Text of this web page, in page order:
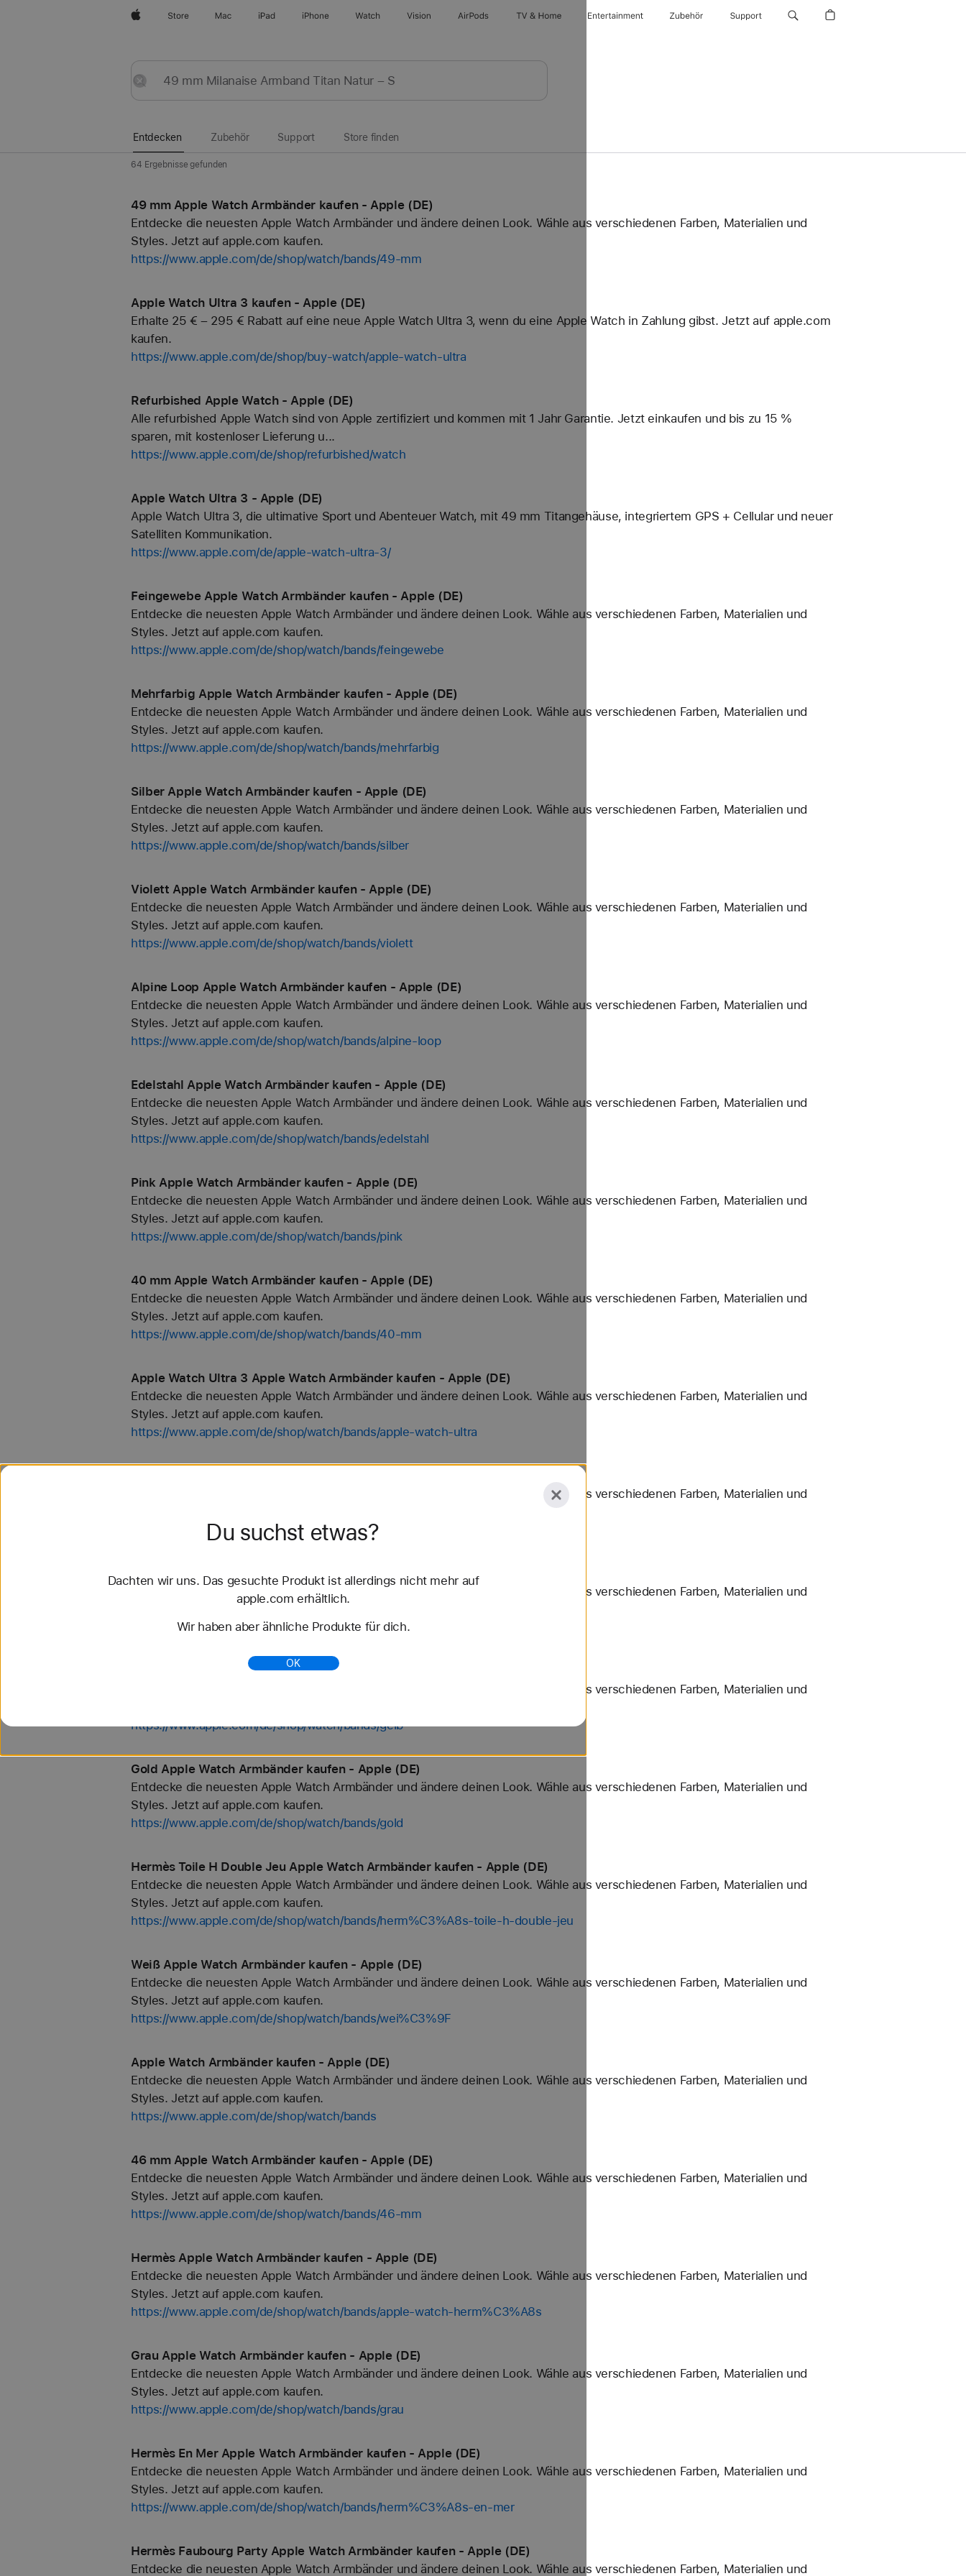
AppleStore Mac iPad iPhone Watch Vision AirPods TV & Home Entertainment Zubehör Support
Senden
Zurücksetzen
Entdecken Zubehör Support Store finden
64 Ergebnisse gefunden
49 mm Apple Watch Armbänder kaufen - Apple (DE)
Entdecke die neuesten Apple Watch Armbänder und ändere deinen Look. Wähle aus verschiedenen Farben, Materialien und
Styles. Jetzt auf apple.com kaufen.
https://www.apple.com/de/shop/watch/bands/49-mm
Apple Watch Ultra 3 kaufen - Apple (DE)
Erhalte 25 € – 295 € Rabatt auf eine neue Apple Watch Ultra 3, wenn du eine Apple Watch in Zahlung gibst. Jetzt auf apple.com
kaufen.
https://www.apple.com/de/shop/buy-watch/apple-watch-ultra
Refurbished Apple Watch - Apple (DE)
Alle refurbished Apple Watch sind von Apple zertifiziert und kommen mit 1 Jahr Garantie. Jetzt einkaufen und bis zu 15 %
sparen, mit kostenloser Lieferung u...
https://www.apple.com/de/shop/refurbished/watch
Apple Watch Ultra 3 - Apple (DE)
Apple Watch Ultra 3, die ultimative Sport und Abenteuer Watch, mit 49 mm Titangehäuse, integriertem GPS + Cellular und neuer
Satelliten Kommunikation.
https://www.apple.com/de/apple-watch-ultra-3/
Feingewebe Apple Watch Armbänder kaufen - Apple (DE)
Entdecke die neuesten Apple Watch Armbänder und ändere deinen Look. Wähle aus verschiedenen Farben, Materialien und
Styles. Jetzt auf apple.com kaufen.
https://www.apple.com/de/shop/watch/bands/feingewebe
Mehrfarbig Apple Watch Armbänder kaufen - Apple (DE)
Entdecke die neuesten Apple Watch Armbänder und ändere deinen Look. Wähle aus verschiedenen Farben, Materialien und
Styles. Jetzt auf apple.com kaufen.
https://www.apple.com/de/shop/watch/bands/mehrfarbig
Silber Apple Watch Armbänder kaufen - Apple (DE)
Entdecke die neuesten Apple Watch Armbänder und ändere deinen Look. Wähle aus verschiedenen Farben, Materialien und
Styles. Jetzt auf apple.com kaufen.
https://www.apple.com/de/shop/watch/bands/silber
Violett Apple Watch Armbänder kaufen - Apple (DE)
Entdecke die neuesten Apple Watch Armbänder und ändere deinen Look. Wähle aus verschiedenen Farben, Materialien und
Styles. Jetzt auf apple.com kaufen.
https://www.apple.com/de/shop/watch/bands/violett
Alpine Loop Apple Watch Armbänder kaufen - Apple (DE)
Entdecke die neuesten Apple Watch Armbänder und ändere deinen Look. Wähle aus verschiedenen Farben, Materialien und
Styles. Jetzt auf apple.com kaufen.
https://www.apple.com/de/shop/watch/bands/alpine-loop
Edelstahl Apple Watch Armbänder kaufen - Apple (DE)
Entdecke die neuesten Apple Watch Armbänder und ändere deinen Look. Wähle aus verschiedenen Farben, Materialien und
Styles. Jetzt auf apple.com kaufen.
https://www.apple.com/de/shop/watch/bands/edelstahl
Pink Apple Watch Armbänder kaufen - Apple (DE)
Entdecke die neuesten Apple Watch Armbänder und ändere deinen Look. Wähle aus verschiedenen Farben, Materialien und
Styles. Jetzt auf apple.com kaufen.
https://www.apple.com/de/shop/watch/bands/pink
40 mm Apple Watch Armbänder kaufen - Apple (DE)
Entdecke die neuesten Apple Watch Armbänder und ändere deinen Look. Wähle aus verschiedenen Farben, Materialien und
Styles. Jetzt auf apple.com kaufen.
https://www.apple.com/de/shop/watch/bands/40-mm
Apple Watch Ultra 3 Apple Watch Armbänder kaufen - Apple (DE)
Entdecke die neuesten Apple Watch Armbänder und ändere deinen Look. Wähle aus verschiedenen Farben, Materialien und
Styles. Jetzt auf apple.com kaufen.
https://www.apple.com/de/shop/watch/bands/apple-watch-ultra
Entdecke die neuesten Apple Watch Armbänder und ändere deinen Look. Wähle aus verschiedenen Farben, Materialien und
https://www.apple.com/de/shop/watch/bands/sportarmband
Trail Loop Apple Watch Armbänder kaufen - Apple (DE)
Entdecke die neuesten Apple Watch Armbänder und ändere deinen Look. Wähle aus verschiedenen Farben, Materialien und
Styles. Jetzt auf apple.com kaufen.
https://www.apple.com/de/shop/watch/bands/trail-loop
Gelb Apple Watch Armbänder kaufen - Apple (DE)
Entdecke die neuesten Apple Watch Armbänder und ändere deinen Look. Wähle aus verschiedenen Farben, Materialien und
https://www.apple.com/de/shop/watch/bands/gelb
Gold Apple Watch Armbänder kaufen - Apple (DE)
Entdecke die neuesten Apple Watch Armbänder und ändere deinen Look. Wähle aus verschiedenen Farben, Materialien und
Styles. Jetzt auf apple.com kaufen.
https://www.apple.com/de/shop/watch/bands/gold
Hermès Toile H Double Jeu Apple Watch Armbänder kaufen - Apple (DE)
Entdecke die neuesten Apple Watch Armbänder und ändere deinen Look. Wähle aus verschiedenen Farben, Materialien und
Styles. Jetzt auf apple.com kaufen.
https://www.apple.com/de/shop/watch/bands/herm%C3%A8s-toile-h-double-jeu
Weiß Apple Watch Armbänder kaufen - Apple (DE)
Entdecke die neuesten Apple Watch Armbänder und ändere deinen Look. Wähle aus verschiedenen Farben, Materialien und
Styles. Jetzt auf apple.com kaufen.
https://www.apple.com/de/shop/watch/bands/wei%C3%9F
Apple Watch Armbänder kaufen - Apple (DE)
Entdecke die neuesten Apple Watch Armbänder und ändere deinen Look. Wähle aus verschiedenen Farben, Materialien und
Styles. Jetzt auf apple.com kaufen.
https://www.apple.com/de/shop/watch/bands
46 mm Apple Watch Armbänder kaufen - Apple (DE)
Entdecke die neuesten Apple Watch Armbänder und ändere deinen Look. Wähle aus verschiedenen Farben, Materialien und
Styles. Jetzt auf apple.com kaufen.
https://www.apple.com/de/shop/watch/bands/46-mm
Hermès Apple Watch Armbänder kaufen - Apple (DE)
Entdecke die neuesten Apple Watch Armbänder und ändere deinen Look. Wähle aus verschiedenen Farben, Materialien und
Styles. Jetzt auf apple.com kaufen.
https://www.apple.com/de/shop/watch/bands/apple-watch-herm%C3%A8s
Grau Apple Watch Armbänder kaufen - Apple (DE)
Entdecke die neuesten Apple Watch Armbänder und ändere deinen Look. Wähle aus verschiedenen Farben, Materialien und
Styles. Jetzt auf apple.com kaufen.
https://www.apple.com/de/shop/watch/bands/grau
Hermès En Mer Apple Watch Armbänder kaufen - Apple (DE)
Entdecke die neuesten Apple Watch Armbänder und ändere deinen Look. Wähle aus verschiedenen Farben, Materialien und
Styles. Jetzt auf apple.com kaufen.
https://www.apple.com/de/shop/watch/bands/herm%C3%A8s-en-mer
Hermès Faubourg Party Apple Watch Armbänder kaufen - Apple (DE)
Entdecke die neuesten Apple Watch Armbänder und ändere deinen Look. Wähle aus verschiedenen Farben, Materialien und
Du suchst etwas?
Dachten wir uns. Das gesuchte Produkt ist allerdings nicht mehr auf
apple.com erhältlich.
Wir haben aber ähnliche Produkte für dich.
OK